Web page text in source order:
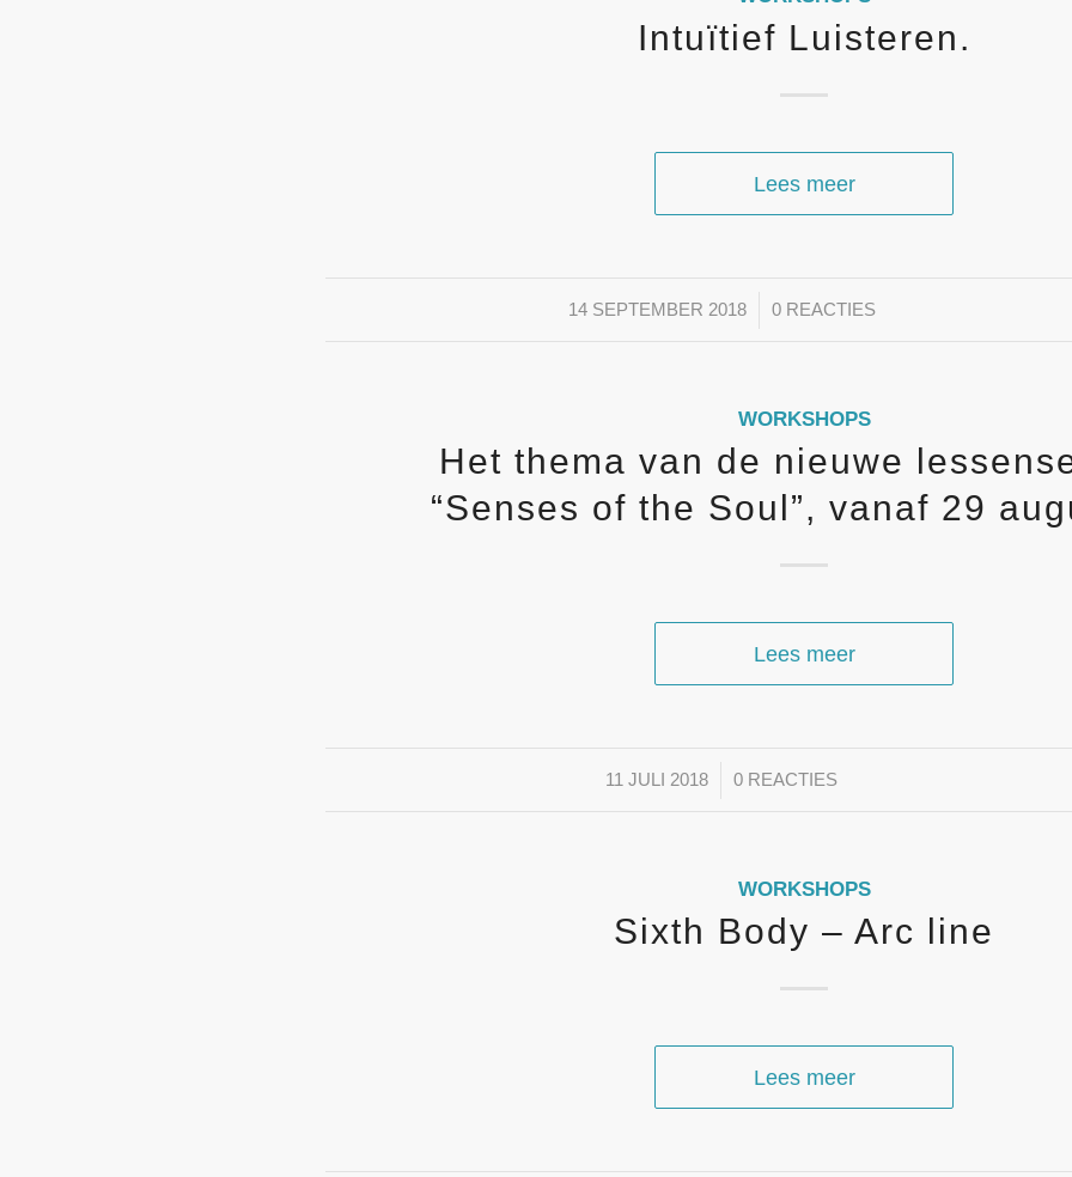
Intuïtief Luisteren.
Lees meer
14 SEPTEMBER 2018
/ 0 REACTIES
WORKSHOPS
Het thema van de nieuwe
“Senses of the Soul”, vanaf 29
Lees meer
11 JULI 2018
/ 0 REACTIES
WORKSHOPS
Sixth Body – Arc line
Lees meer